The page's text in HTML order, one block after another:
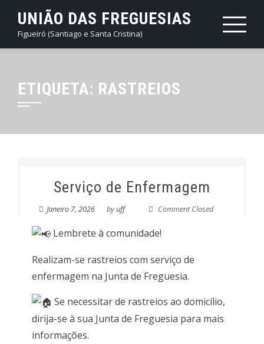
content
UNIÃO DAS FREGUESIAS
Figueiró (Santiago e Santa Cristina)
ETIQUETA: RASTREIOS
Serviço de Enfermagem
Janeiro 7, 2026 byuff Comment Closed
Lembrete à comunidade!
Realizam-se rastreios com serviço de
enfermagem na Junta de Freguesia.
Se necessitar de rastreios ao domicílio,
dirija-se à sua Junta de Freguesia para mais
informações.